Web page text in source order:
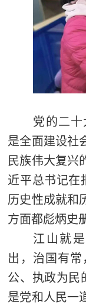
党的二十
是全面建设社
民族伟大复兴
近平总书记在
历史性成就和
方面都彪炳史
江山就
出，治国有
公、执政为民
是党和人民一